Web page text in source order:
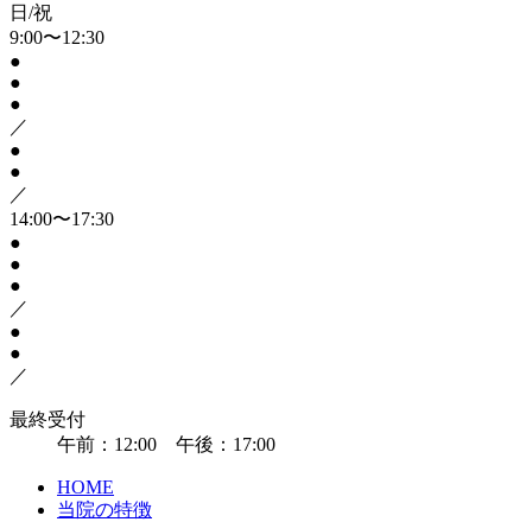
日/祝
9:00〜12:30
●
●
●
／
●
●
／
14:00〜17:30
●
●
●
／
●
●
／
最終受付
午前：12:00 午後：17:00
HOME
当院の特徴